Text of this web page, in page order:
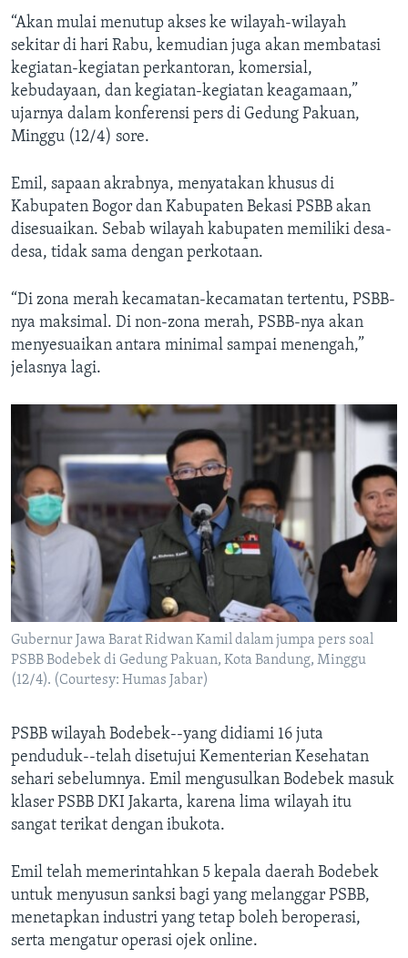
“Akan mulai menutup akses ke wilayah-wilayah
sekitar di hari Rabu, kemudian juga akan membatasi
kegiatan-kegiatan perkantoran, komersial,
kebudayaan, dan kegiatan-kegiatan keagamaan,”
ujarnya dalam konferensi pers di Gedung Pakuan,
Minggu (12/4) sore.
Emil, sapaan akrabnya, menyatakan khusus di
Kabupaten Bogor dan Kabupaten Bekasi PSBB akan
disesuaikan. Sebab wilayah kabupaten memiliki desa-
desa, tidak sama dengan perkotaan.
“Di zona merah kecamatan-kecamatan tertentu, PSBB-
nya maksimal. Di non-zona merah, PSBB-nya akan
menyesuaikan antara minimal sampai menengah,”
jelasnya lagi.
Gubernur Jawa Barat Ridwan Kamil dalam jumpa pers soal
PSBB Bodebek di Gedung Pakuan, Kota Bandung, Minggu
(12/4). (Courtesy: Humas Jabar)
PSBB wilayah Bodebek--yang didiami 16 juta
penduduk--telah disetujui Kementerian Kesehatan
sehari sebelumnya. Emil mengusulkan Bodebek masuk
klaser PSBB DKI Jakarta, karena lima wilayah itu
sangat terikat dengan ibukota.
Emil telah memerintahkan 5 kepala daerah Bodebek
untuk menyusun sanksi bagi yang melanggar PSBB,
menetapkan industri yang tetap boleh beroperasi,
serta mengatur operasi ojek online.